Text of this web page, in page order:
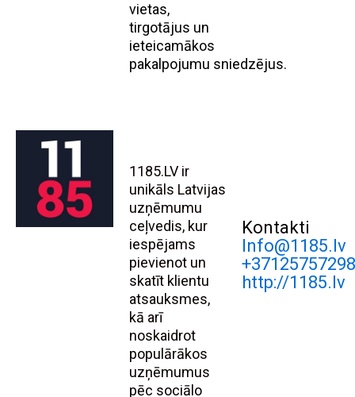
vietas,
tirgotājus un
ieteicamākos
pakalpojumu sniedzējus.
1185.LV ir
unikāls Latvijas
uzņēmumu
ceļvedis, kur
iespējams
pievienot un
skatīt klientu
atsauksmes,
kā arī
noskaidrot
populārākos
uzņēmumus
pēc sociālo
Kontakti
Info@1185.lv
http://1185.lv